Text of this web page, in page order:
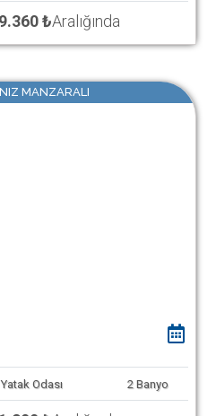
₺Aralığında
MANZARALI
Yatak Odası 2 Banyo